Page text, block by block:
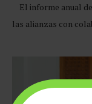
El informe anual
las alianzas con